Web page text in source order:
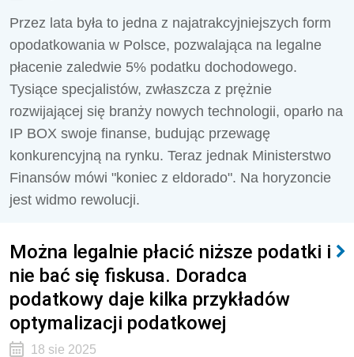
Przez lata była to jedna z najatrakcyjniejszych form
opodatkowania w Polsce, pozwalająca na legalne
płacenie zaledwie 5% podatku dochodowego.
Tysiące specjalistów, zwłaszcza z prężnie
rozwijającej się branży nowych technologii, oparło na
IP BOX swoje finanse, budując przewagę
konkurencyjną na rynku. Teraz jednak Ministerstwo
Finansów mówi "koniec z eldorado". Na horyzoncie
jest widmo rewolucji.
Można legalnie płacić niższe podatki i
nie bać się fiskusa. Doradca
podatkowy daje kilka przykładów
optymalizacji podatkowej
18 sie 2025